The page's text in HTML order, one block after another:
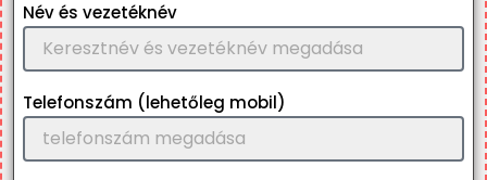
Név és vezetéknév
Telefonszám (lehetőleg mobil)